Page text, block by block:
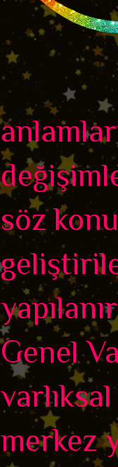
söz
Genel
merkez